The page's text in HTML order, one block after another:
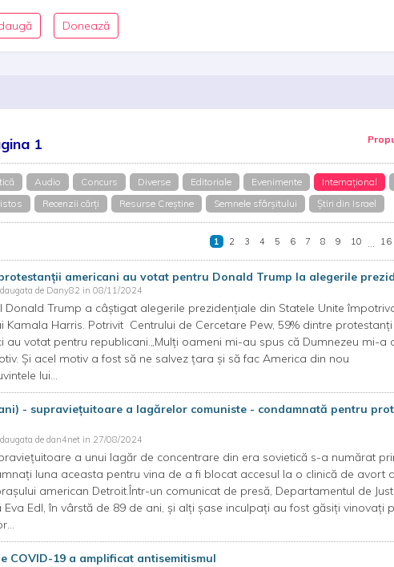
Donează
1
Audio Concurs Diverse Editoriale Evenimente Internațional
Recenzii cărți Resurse Creștine Semnele sfârșitului Știri din Israel
1 2 3 4 5 6 7 8 9 10 ... 16
americani au votat pentru Donald Trump la alegerile
de Dany82 in 08/11/2024
Donald Trump a câștigat alegerile prezidențiale din Statele Unite
Kamala Harris. Potrivit Centrului de Cercetare Pew, 59% dintre protestanți
au votat pentru republicani.„Mulți oameni mi-au spus că Dumnezeu mi-a
Și acel motiv a fost să ne salvez țara și să fac America din nou
lui...
ani) - supraviețuitoare a lagărelor comuniste - condamnată pentru
de dan4net in 27/08/2024
a unui lagăr de concentrare din era sovietică s-a numărat
luna aceasta pentru vina de a fi blocat accesul la o clinică de avort
american Detroit.Într-un comunicat de presă, Departamentul de
Eva Edl, în vârstă de 89 de ani, și alți șase inculpați au fost găsiți vinovați
COVID-19 a amplificat antisemitismul